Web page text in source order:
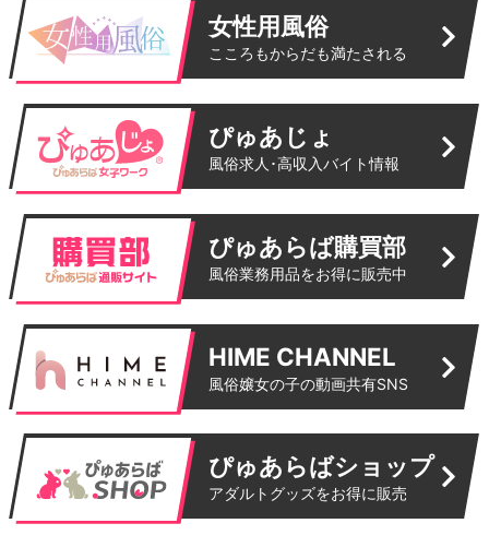
女性用風俗
こころもからだも満たされる
ぴゅあじょ
風俗求人･高収入バイト情報
ぴゅあらば購買部
風俗業務用品をお得に販売中
HIME CHANNEL
風俗嬢女の子の動画共有SNS
ぴゅあらばショップ
アダルトグッズをお得に販売